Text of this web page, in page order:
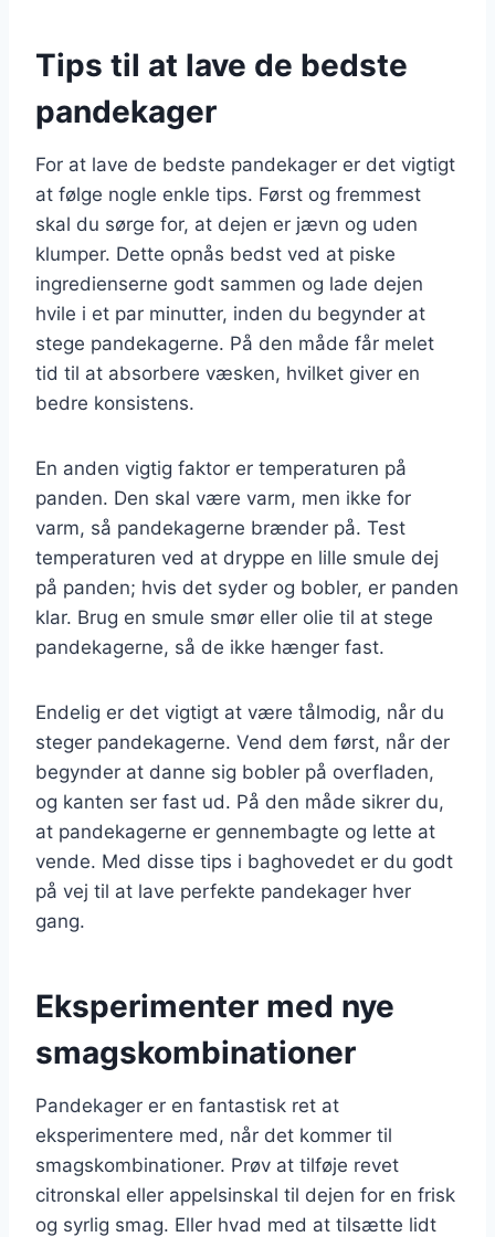
Tips til at lave de bedste
pandekager
For at lave de bedste pandekager er det vigtigt
at følge nogle enkle tips. Først og fremmest
skal du sørge for, at dejen er jævn og uden
klumper. Dette opnås bedst ved at piske
ingredienserne godt sammen og lade dejen
hvile i et par minutter, inden du begynder at
stege pandekagerne. På den måde får melet
tid til at absorbere væsken, hvilket giver en
bedre konsistens.
En anden vigtig faktor er temperaturen på
panden. Den skal være varm, men ikke for
varm, så pandekagerne brænder på. Test
temperaturen ved at dryppe en lille smule dej
på panden; hvis det syder og bobler, er panden
klar. Brug en smule smør eller olie til at stege
pandekagerne, så de ikke hænger fast.
Endelig er det vigtigt at være tålmodig, når du
steger pandekagerne. Vend dem først, når der
begynder at danne sig bobler på overfladen,
og kanten ser fast ud. På den måde sikrer du,
at pandekagerne er gennembagte og lette at
vende. Med disse tips i baghovedet er du godt
på vej til at lave perfekte pandekager hver
gang.
Eksperimenter med nye
smagskombinationer
Pandekager er en fantastisk ret at
eksperimentere med, når det kommer til
smagskombinationer. Prøv at tilføje revet
citronskal eller appelsinskal til dejen for en frisk
og syrlig smag. Eller hvad med at tilsætte lidt